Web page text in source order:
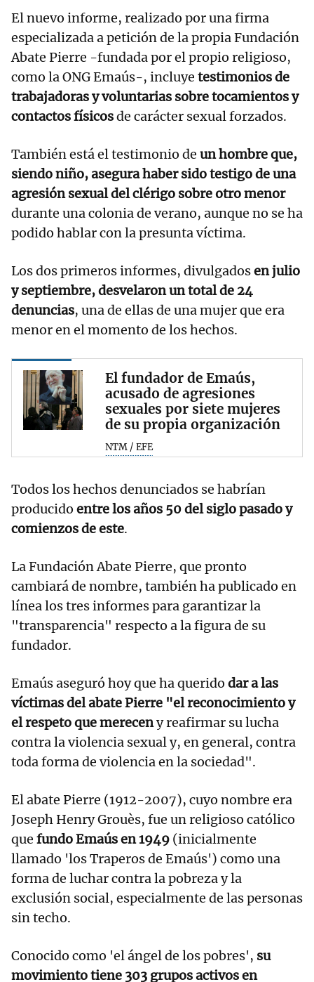
El nuevo informe, realizado por una firma
especializada a petición de la propia Fundación
Abate Pierre -fundada por el propio religioso,
como la ONG Emaús-, incluye testimonios de
trabajadoras y voluntarias sobre tocamientos y
contactos físicosde carácter sexual forzados.
También está el testimonio de un hombre que,
siendo niño, asegura haber sido testigo de una
agresión sexual del clérigo sobre otro menor
durante una colonia de verano, aunque no se ha
podido hablar con la presunta víctima.
Los dos primeros informes, divulgadosen julio
y septiembre, desvelaron un total de 24
denuncias, una de ellas de una mujer que era
menor en el momento de los hechos.
El fundador de Emaús,
acusado de agresiones
sexuales por siete mujeres
de su propia organización
NTM / EFE
Todos los hechos denunciados se habrían
producido entre los años 50 del siglo pasado y
comienzos de este.
La Fundación Abate Pierre, que pronto
cambiará de nombre, también ha publicado en
línea los tres informes para garantizar la
"transparencia" respecto a la figura de su
fundador.
Emaús aseguró hoy que ha querido dar a las
víctimas del abate Pierre "el reconocimiento y
el respeto que mereceny reafirmar su lucha
contra la violencia sexual y, en general, contra
toda forma de violencia en la sociedad".
El abate Pierre (1912-2007), cuyo nombre era
Joseph Henry Grouès, fue un religioso católico
que fundo Emaús en 1949 (inicialmente
llamado 'los Traperos de Emaús') como una
forma de luchar contra la pobreza y la
exclusión social, especialmente de las personas
sin techo.
Conocido como 'el ángel de los pobres', su
movimiento tiene 303 grupos activos en